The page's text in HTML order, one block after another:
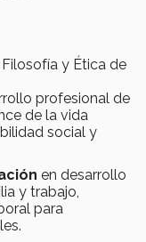
y Ética de
profesional de
de la vida
social y
en desarrollo
y trabajo,
para